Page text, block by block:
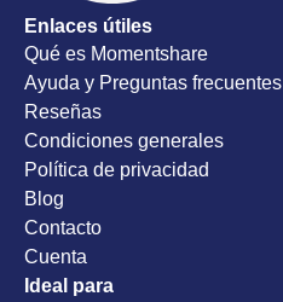
Enlaces útiles
Qué es Momentshare
Ayuda y Preguntas frecuentes
Reseñas
Condiciones generales
Política de privacidad
Blog
Contacto
Cuenta
Ideal para